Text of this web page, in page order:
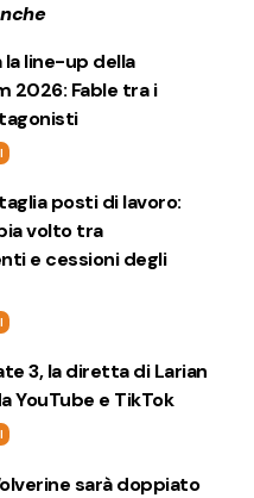
la line-up della
2026: Fable tra i
posti di lavoro:
volto tra
e cessioni degli
3, la diretta di Larian
YouTube e TikTok
sarà doppiato